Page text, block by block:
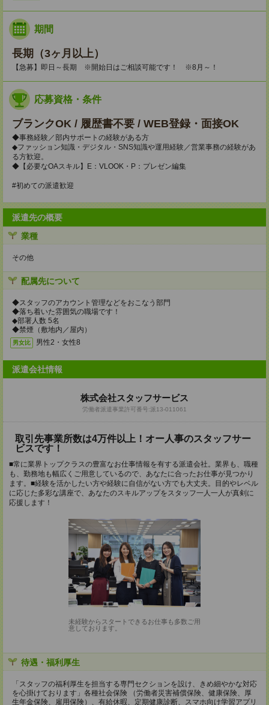
期間
長期（3ヶ月以上）
【急募】即日～長期 ※開始日はご相談可能です！ ※8月～！
応募資格・条件
ブランクOK / 履歴書不要 / WEB登録・面接OK
◆事務経験／部内サポートの経験がある方
◆ファッション知識・デジタル・SNS知識や運用経験／営業事務の経験があ
る方歓迎。
◆【必要なOAスキル】E：VLOOK・P：プレゼン編集
#初めての派遣歓迎
派遣先の概要
業種
その他
配属先について
◆スタッフのアカウント管理などをおこなう部門
◆落ち着いた雰囲気の職場です！
◆部署人数 5名
◆禁煙（敷地内／屋内）
男女比 男性2・女性8
派遣会社情報
株式会社スタッフサービス
労働者派遣事業許可番号:派13-011061
取引先事業所数は4万件以上！オー人事のスタッフサー
ビスです！
■常に業界トップクラスの豊富なお仕事情報を有する派遣会社。業界も、職種
も、勤務地も幅広くご用意しているので、あなたに合ったお仕事が見つかり
ます。■経験を活かしたい方や経験に自信がない方でも大丈夫。目的やレベル
に応じた多彩な講座で、あなたのスキルアップをスタッフ一人一人が真剣に
応援します！
未経験からスタートできるお仕事も多数ご用
意しております。
待遇・福利厚生
「スタッフの福利厚生を担当する専門セクションを設け、きめ細やかな対応
を心掛けております」各種社会保険 （労働者災害補償保険、健康保険、厚
生年金保険、雇用保険）、有給休暇、定期健康診断、スマホ向け学習アプリ